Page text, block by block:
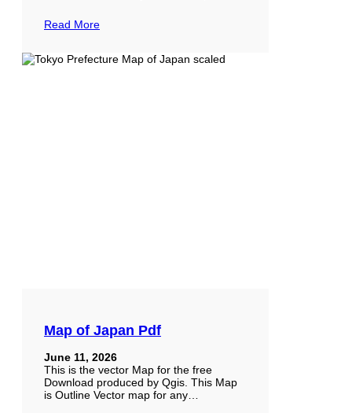
Read More
Map of Japan Pdf
June 11, 2026
This is the vector Map for the free
Download produced by Qgis. This Map
is Outline Vector map for any…